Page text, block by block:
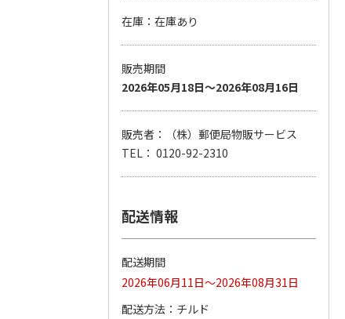
手】ハッピーグリー
【グリーティング切
手】グリーティング
円…
4.8（11）
5,500円
通切手・千鳥（1シ
11,000円
在庫：在庫あり
販売期間
2026年05月18日～2026年08月16日
販売者：（株）郵便局物販サービス
TEL： 0120-92-2310
配送情報
配送期間
2026年06月11日～2026年08月31日
配送方法
チルド